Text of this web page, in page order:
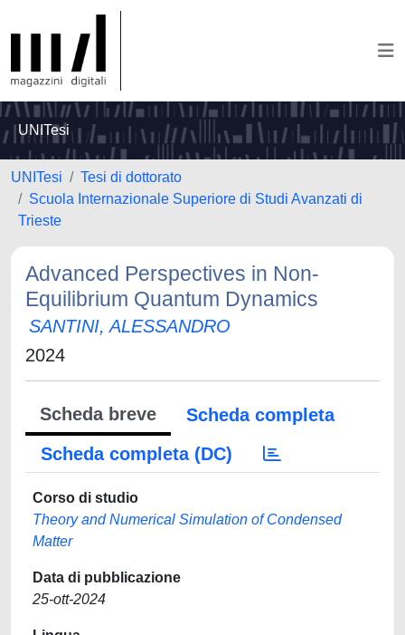
UNITesi
UNITesi
Tesi di dottorato
Scuola Internazionale Superiore di Studi Avanzati di
Trieste
Advanced Perspectives in Non-
Equilibrium Quantum Dynamics
SANTINI, ALESSANDRO
2024
Scheda breve
Scheda completa
Scheda completa (DC)
Corso di studio
Theory and Numerical Simulation of Condensed
Matter
Data di pubblicazione
25-ott-2024